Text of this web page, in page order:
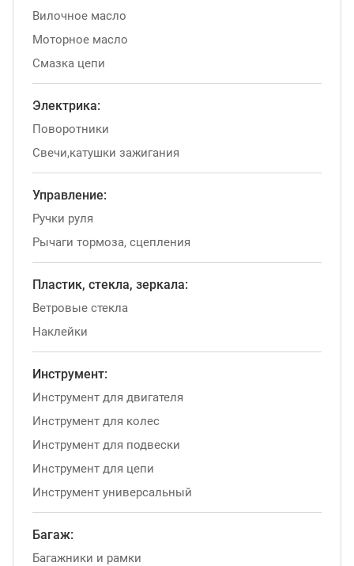
Вилочное масло
Моторное масло
Смазка цепи
Электрика:
Поворотники
Свечи,катушки зажигания
Управление:
Ручки руля
Рычаги тормоза, сцепления
Пластик, стекла, зеркала:
Ветровые стекла
Наклейки
Инструмент:
Инструмент для двигателя
Инструмент для колес
Инструмент для подвески
Инструмент для цепи
Инструмент универсальный
Багаж:
Багажники и рамки